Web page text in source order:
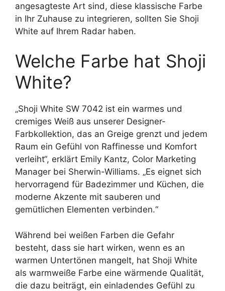
angesagteste Art sind, diese klassische Farbe
in Ihr Zuhause zu integrieren, sollten Sie Shoji
White auf Ihrem Radar haben.
Welche Farbe hat Shoji
White?
„Shoji White SW 7042 ist ein warmes und
cremiges Weiß aus unserer Designer-
Farbkollektion, das an Greige grenzt und jedem
Raum ein Gefühl von Raffinesse und Komfort
verleiht“, erklärt Emily Kantz, Color Marketing
Manager bei Sherwin-Williams. „Es eignet sich
hervorragend für Badezimmer und Küchen, die
moderne Akzente mit sauberen und
gemütlichen Elementen verbinden.“
Während bei weißen Farben die Gefahr
besteht, dass sie hart wirken, wenn es an
warmen Untertönen mangelt, hat Shoji White
als warmweiße Farbe eine wärmende Qualität,
die dazu beiträgt, ein einladendes Gefühl zu